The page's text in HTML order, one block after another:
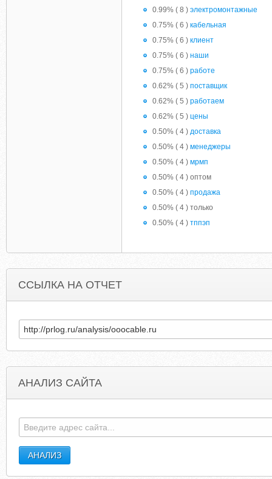
0.99% ( 8 ) электромонтажные
0.75% ( 6 ) кабельная
0.75% ( 6 ) клиент
0.75% ( 6 ) наши
0.75% ( 6 ) работе
0.62% ( 5 ) поставщик
0.62% ( 5 ) работаем
0.62% ( 5 ) цены
0.50% ( 4 ) доставка
0.50% ( 4 ) менеджеры
0.50% ( 4 ) мрмп
0.50% ( 4 ) оптом
0.50% ( 4 ) продажа
0.50% ( 4 ) только
0.50% ( 4 ) тппэп
ССЫЛКА НА ОТЧЕТ
АНАЛИЗ САЙТА